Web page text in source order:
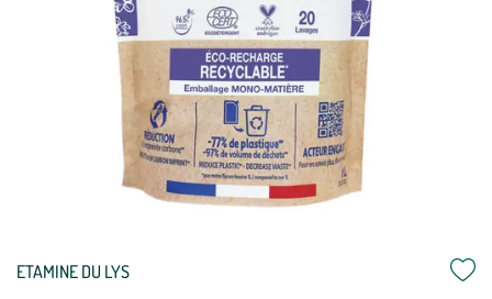
ETAMINE DU LYS